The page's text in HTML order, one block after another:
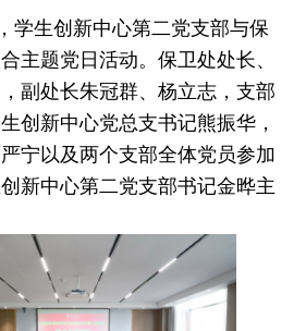
学生创新中心第二党支部与保
主题党日活动。保卫处处长、
副处长朱冠群、杨立志，支部
创新中心党总支书记熊振华，
宁以及两个支部全体党员参加
新中心第二党支部书记金晔主